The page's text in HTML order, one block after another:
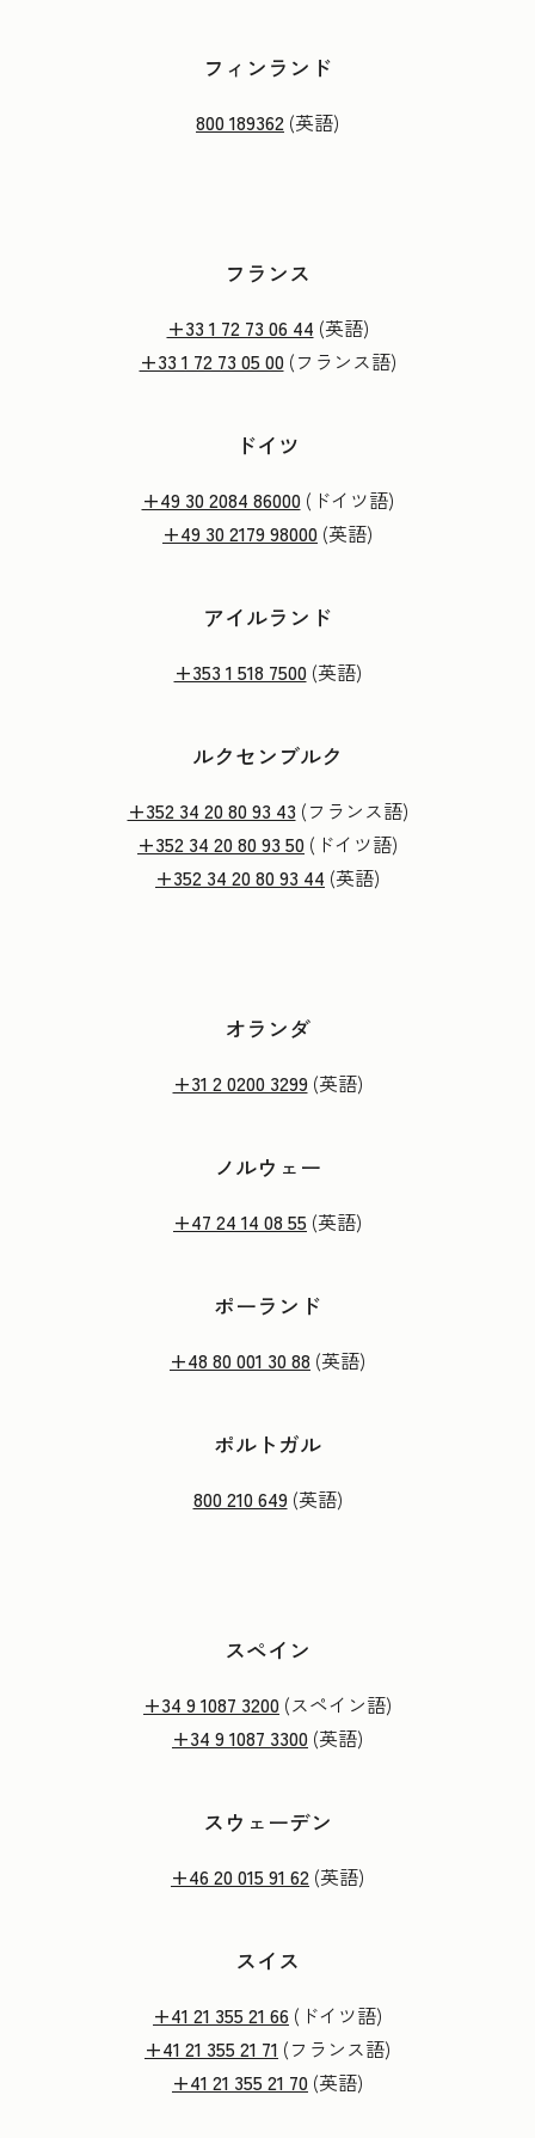
フィンランド
800 189362 (英語)
フランス
+33 1 72 73 06 44 (英語)
+33 1 72 73 05 00(フランス語)
ドイツ
+49 30 2084 86000(ドイツ語)
+49 30 2179 98000 (英語)
アイルランド
+353 1 518 7500(英語)
ルクセンブルク
+352 34 20 80 93 43 (フランス語)
+352 34 20 80 93 50 (ドイツ語)
+352 34 20 80 93 44 (英語)
オランダ
+31 2 0200 3299(英語)
ノルウェー
+47 24 14 08 55 (英語)
ポーランド
+48 80 001 30 88 (英語)
ポルトガル
800 210 649(英語)
スペイン
+34 9 1087 3200 (スペイン語)
+34 9 1087 3300 (英語)
スウェーデン
+46 20 015 91 62 (英語)
スイス
+41 21 355 21 66 (ドイツ語)
+41 21 355 21 71 (フランス語)
+41 21 355 21 70 (英語)